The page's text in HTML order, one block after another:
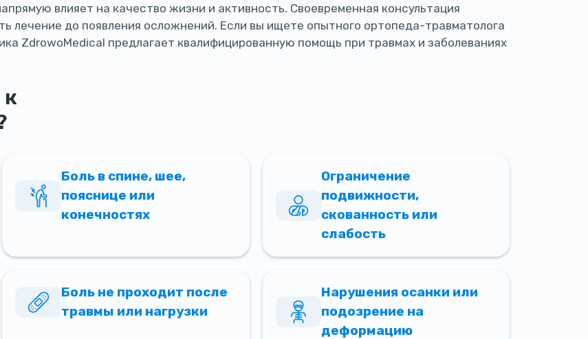
влияет на качество жизни и активность. Своевременная консультация
лечение до появления осложнений. Если вы ищете опытного ортопеда-травматолога
ZdrowoMedical предлагает квалифицированную помощь при травмах и заболеваниях
к
Боль в спине, шее,
пояснице или
конечностях
Ограничение
подвижности,
скованность или
слабость
Боль не проходит после
травмы или нагрузки
Нарушения осанки или
подозрение на
деформацию